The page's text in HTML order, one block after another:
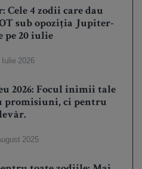
4 zodii care dau
sub opoziția Jupiter-
pe 20 iulie
Iulie 2026
2026: Focul inimii tale
promisiuni, ci pentru
2025